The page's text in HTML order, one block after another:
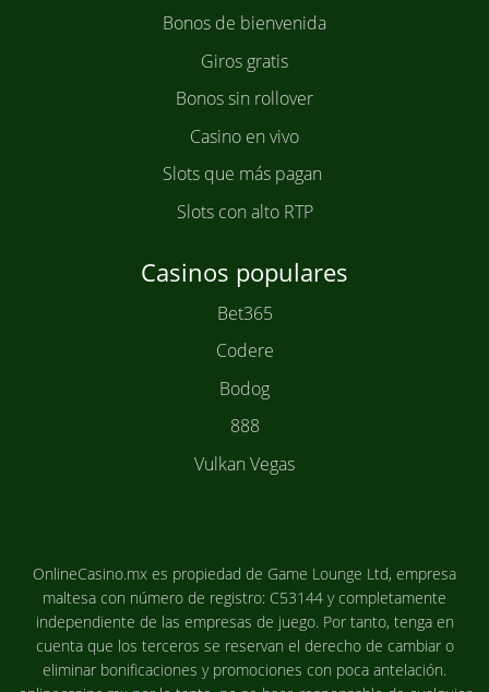
Bonos de bienvenida
Giros gratis
Bonos sin rollover
Casino en vivo
Slots que más pagan
Slots con alto RTP
Casinos populares
Bet365
Codere
Bodog
888
Vulkan Vegas
OnlineCasino.mx es propiedad de Game Lounge Ltd, empresa
maltesa con número de registro: C53144 y completamente
independiente de las empresas de juego. Por tanto, tenga en
cuenta que los terceros se reservan el derecho de cambiar o
eliminar bonificaciones y promociones con poca antelación.